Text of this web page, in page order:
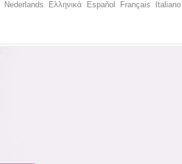
Nederlands Ελληνικά Español Français Italiano